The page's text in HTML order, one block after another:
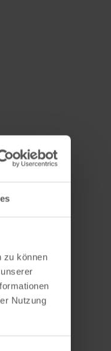
zu können
Nutzung